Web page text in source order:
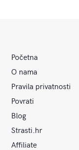
Početna
O nama
Pravila privatnosti
Povrati
Blog
Strasti.hr
Affiliate